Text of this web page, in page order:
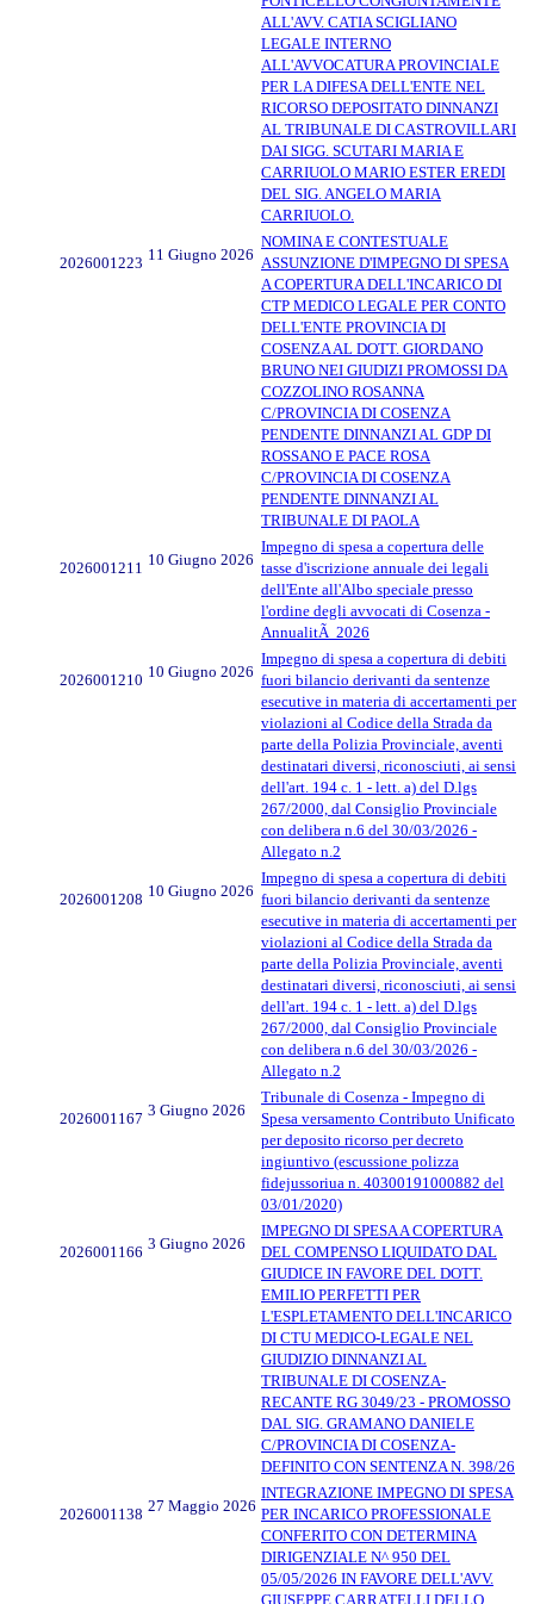
ALL'AVV. CATIA SCIGLIANO
LEGALE INTERNO
ALL'AVVOCATURA PROVINCIALE
PER LA DIFESA DELL'ENTE NEL
RICORSO DEPOSITATO DINNANZI
AL TRIBUNALE DI CASTROVILLARI
DAI SIGG. SCUTARI MARIA E
CARRIUOLO MARIO ESTER EREDI
DEL SIG. ANGELO MARIA
CARRIUOLO.
2026001223 11 Giugno 2026
NOMINA E CONTESTUALE
ASSUNZIONE D'IMPEGNO DI SPESA
A COPERTURA DELL'INCARICO DI
CTP MEDICO LEGALE PER CONTO
DELL'ENTE PROVINCIA DI
COSENZA AL DOTT. GIORDANO
BRUNO NEI GIUDIZI PROMOSSI DA
COZZOLINO ROSANNA
C/PROVINCIA DI COSENZA
PENDENTE DINNANZI AL GDP DI
ROSSANO E PACE ROSA
C/PROVINCIA DI COSENZA
PENDENTE DINNANZI AL
TRIBUNALE DI PAOLA
2026001211 10 Giugno 2026
Impegno di spesa a copertura delle
tasse d'iscrizione annuale dei legali
dell'Ente all'Albo speciale presso
l'ordine degli avvocati di Cosenza -
AnnualitÃ 2026
2026001210 10 Giugno 2026
Impegno di spesa a copertura di debiti
fuori bilancio derivanti da sentenze
esecutive in materia di accertamenti per
violazioni al Codice della Strada da
parte della Polizia Provinciale, aventi
destinatari diversi, riconosciuti, ai sensi
dell'art. 194 c. 1 - lett. a) del D.lgs
267/2000, dal Consiglio Provinciale
con delibera n.6 del 30/03/2026 -
Allegato n.2
2026001208 10 Giugno 2026
Impegno di spesa a copertura di debiti
fuori bilancio derivanti da sentenze
esecutive in materia di accertamenti per
violazioni al Codice della Strada da
parte della Polizia Provinciale, aventi
destinatari diversi, riconosciuti, ai sensi
dell'art. 194 c. 1 - lett. a) del D.lgs
267/2000, dal Consiglio Provinciale
con delibera n.6 del 30/03/2026 -
Allegato n.2
2026001167 3 Giugno 2026
Tribunale di Cosenza - Impegno di
Spesa versamento Contributo Unificato
per deposito ricorso per decreto
ingiuntivo (escussione polizza
fidejussoriua n. 40300191000882 del
03/01/2020)
2026001166 3 Giugno 2026
IMPEGNO DI SPESA A COPERTURA
DEL COMPENSO LIQUIDATO DAL
GIUDICE IN FAVORE DEL DOTT.
EMILIO PERFETTI PER
L'ESPLETAMENTO DELL'INCARICO
DI CTU MEDICO-LEGALE NEL
GIUDIZIO DINNANZI AL
TRIBUNALE DI COSENZA-
RECANTE RG 3049/23 - PROMOSSO
DAL SIG. GRAMANO DANIELE
C/PROVINCIA DI COSENZA-
DEFINITO CON SENTENZA N. 398/26
2026001138 27 Maggio 2026
INTEGRAZIONE IMPEGNO DI SPESA
PER INCARICO PROFESSIONALE
CONFERITO CON DETERMINA
DIRIGENZIALE N^ 950 DEL
05/05/2026 IN FAVORE DELL'AVV.
GIUSEPPE CARRATELLI DELLO